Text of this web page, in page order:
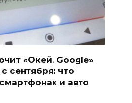
«Окей, Google»
сентября: что
и авто